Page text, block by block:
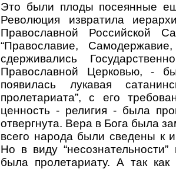
Это были плоды посеянные
Революция извратила
Православной Российской
“Православие,
сдерживались
Православной Церковью, -
появилась лукавая
пролетариата”, с его
ценность - религия - была
отвергнута. Вера в Бога была
всего народа были сведены к
Но в виду
была пролетариату. А так